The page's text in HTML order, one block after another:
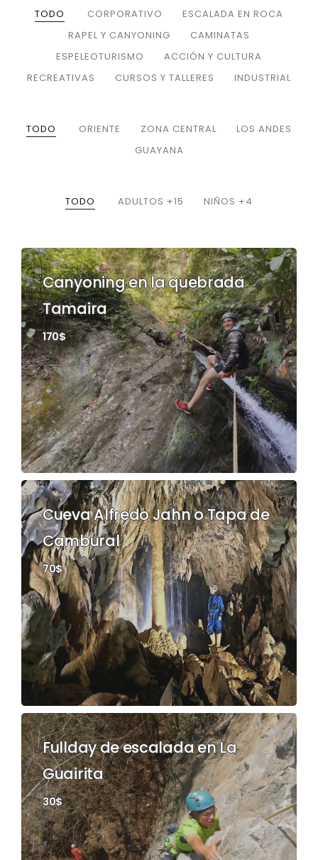
TODO CORPORATIVO
ESCALADA EN ROCA
RAPEL Y CANYONING
CAMINATAS
ESPELEOTURISMO
ACCIÓN Y CULTURA
RECREATIVAS
CURSOS Y TALLERES INDUSTRIAL
TODO ORIENTE ZONA CENTRAL
LOS ANDES
GUAYANA
TODO ADULTOS +15 NIÑOS +4
Canyoning en la quebrada
Tamaira
170$
Cueva Alfredo Jahn o Tapa de
Cambural
70$
Fullday de escalada en La
Guairita
30$